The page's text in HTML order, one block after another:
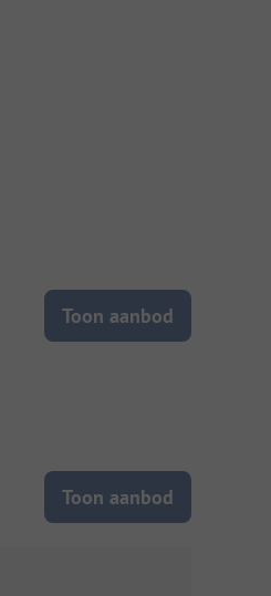
Toon aanbod
Toon aanbod